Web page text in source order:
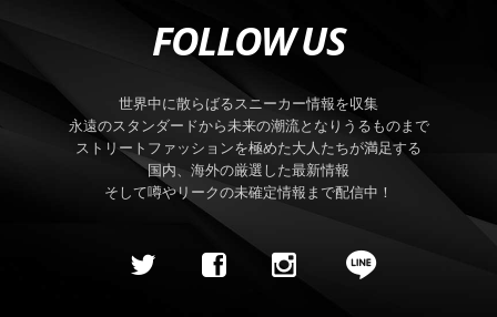
FOLLOW US
世界中に散らばるスニーカー情報を収集
永遠のスタンダードから未来の潮流となりうるものまで
ストリートファッションを極めた大人たちが満足する
国内、海外の厳選した最新情報
そして噂やリークの未確定情報まで配信中！